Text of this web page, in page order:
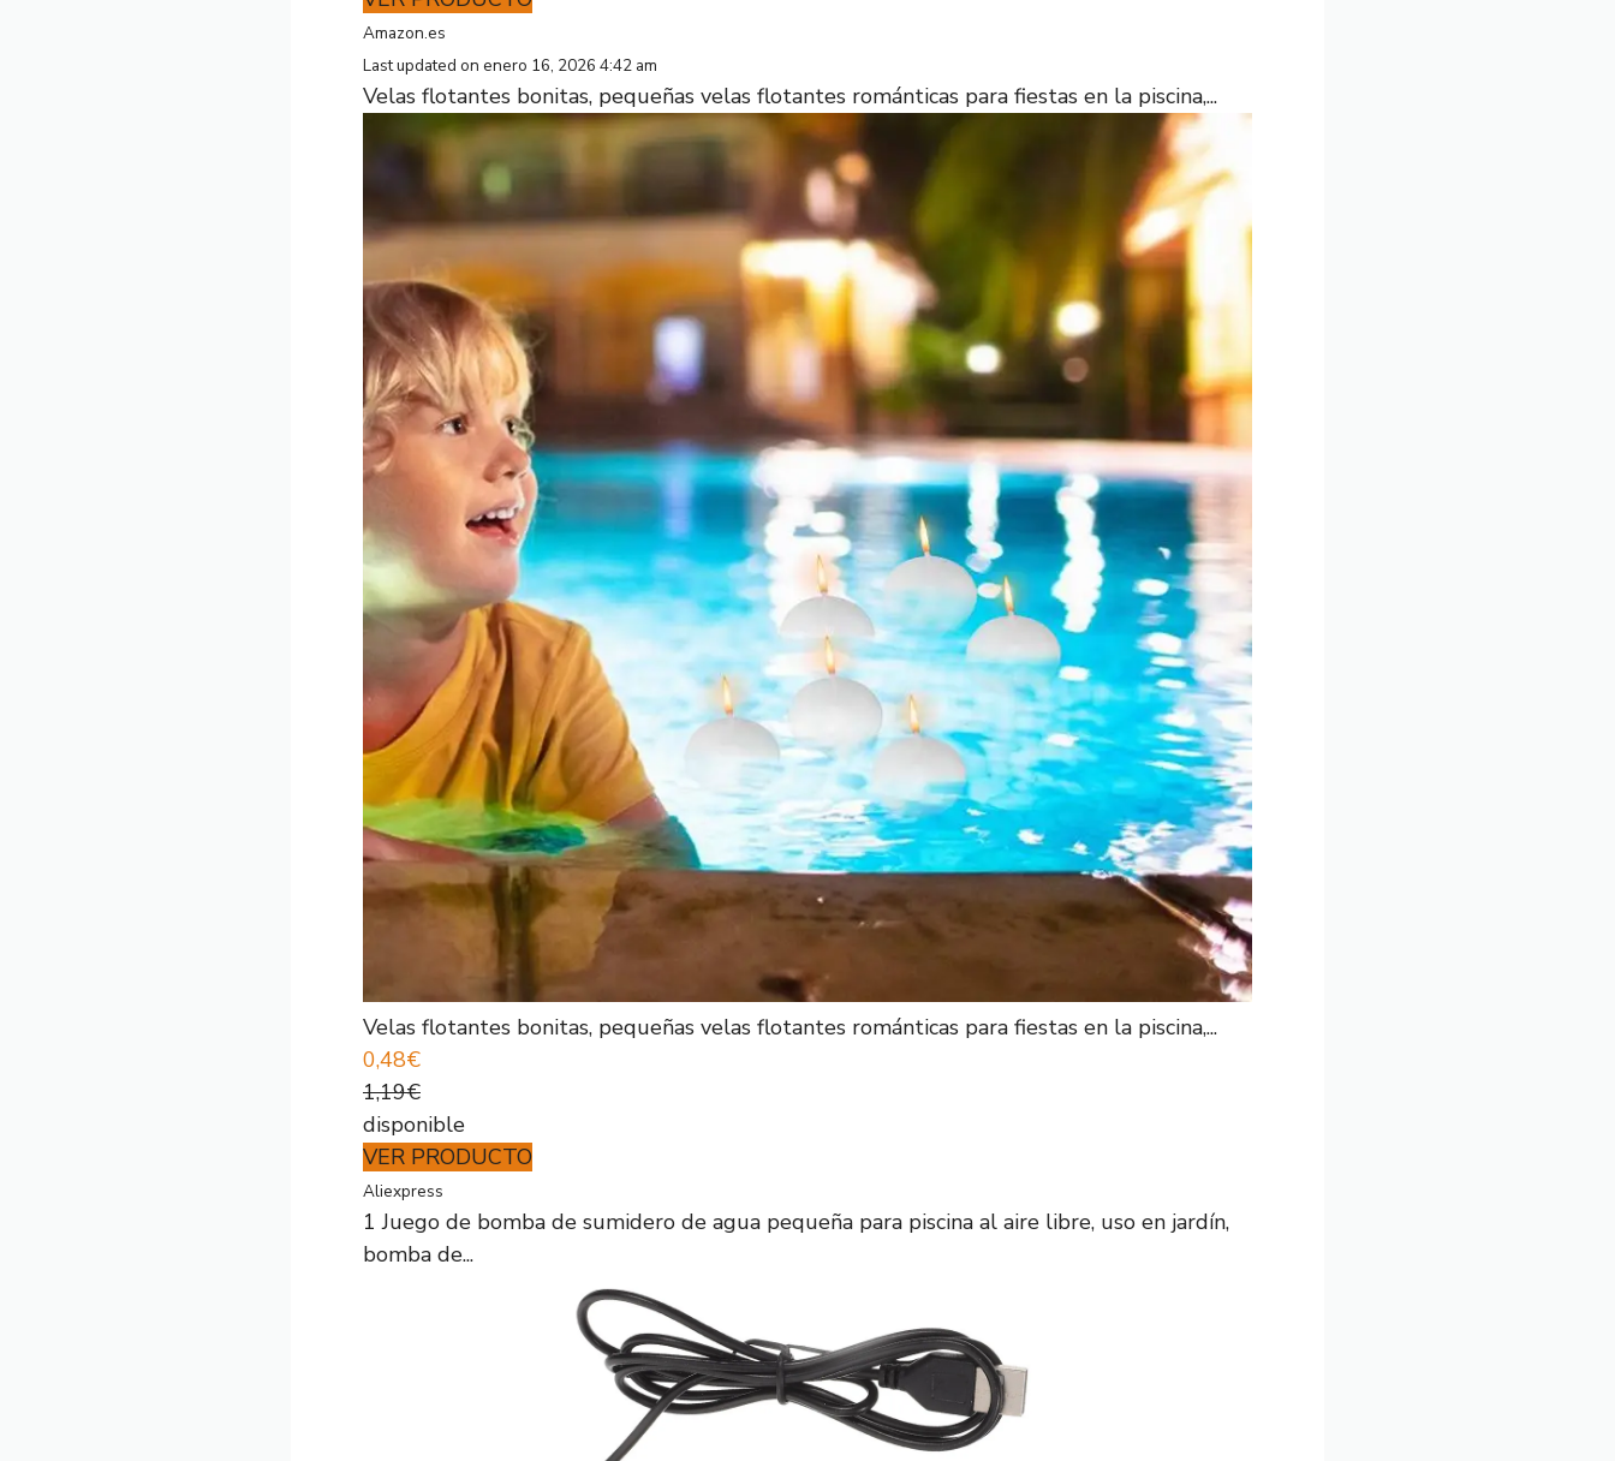
Amazon.es
Last updated on enero 16, 2026 4:42 am
Velas flotantes bonitas, pequeñas velas flotantes románticas para fiestas en la piscina,...
Velas flotantes bonitas, pequeñas velas flotantes románticas para fiestas en la piscina,...
0,48€
1,19€
disponible
VER PRODUCTO
Aliexpress
1 Juego de bomba de sumidero de agua pequeña para piscina al aire libre, uso en jardín,
bomba de...